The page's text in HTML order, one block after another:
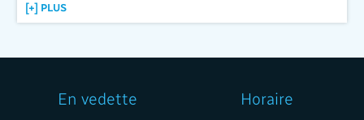
[+] PLUS
En vedette
Horaire